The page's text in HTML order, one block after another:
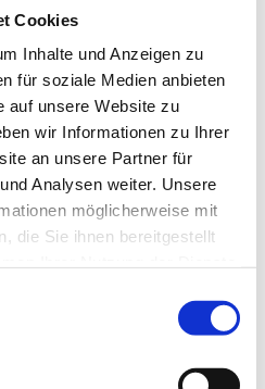
Cookies
Inhalte und Anzeigen zu
für soziale Medien anbieten
auf unsere Website zu
wir Informationen zu Ihrer
an unsere Partner für
Analysen weiter. Unsere
möglicherweise mit
die Sie ihnen bereitgestellt